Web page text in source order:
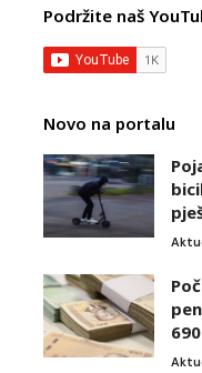
Podržite naš
Novo na portalu